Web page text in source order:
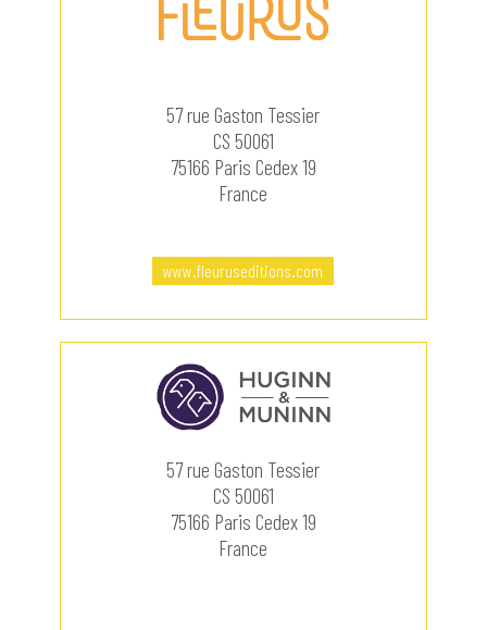
57 rue Gaston Tessier
CS 50061
75166 Paris Cedex 19
France
www.fleuruseditions.com
57 rue Gaston Tessier
CS 50061
75166 Paris Cedex 19
France